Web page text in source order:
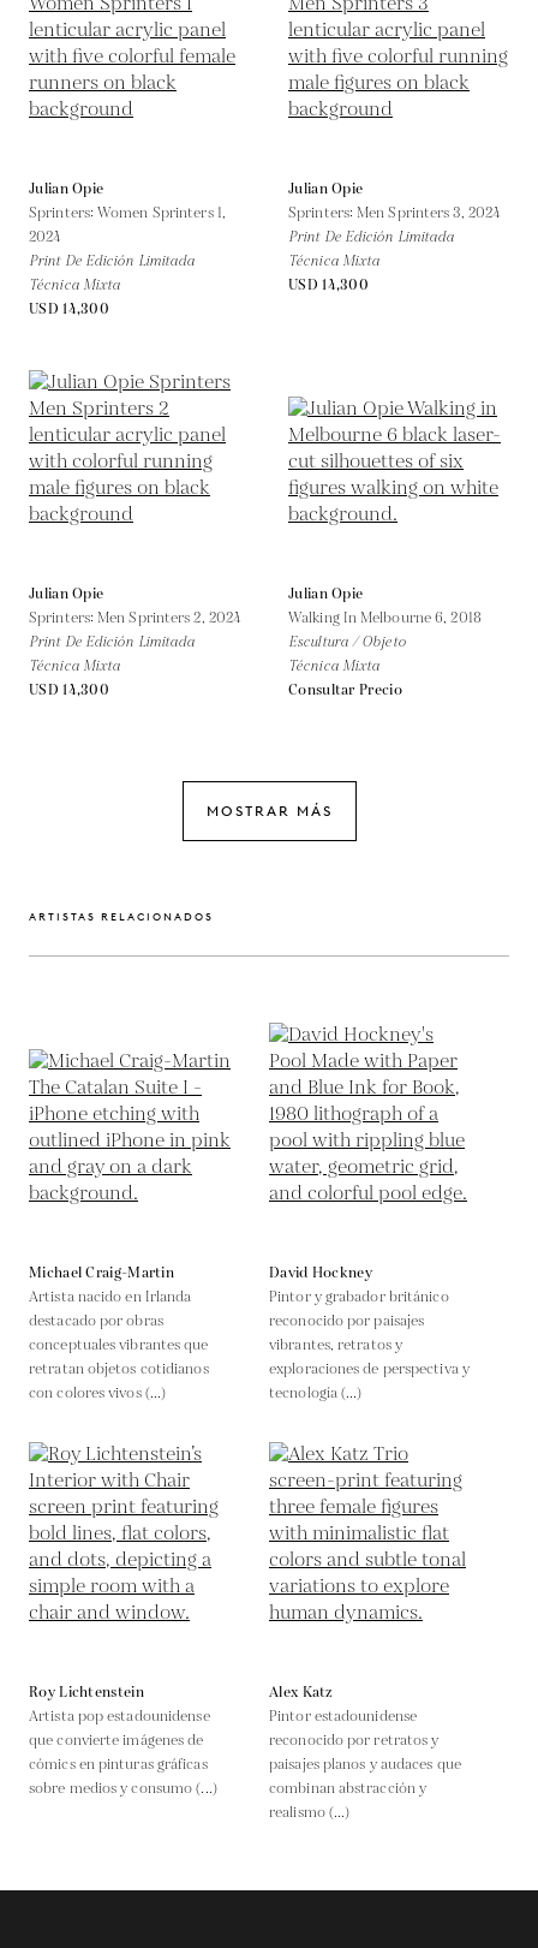
Julian Opie
Sprinters: Women Sprinters 1,
2024
Print De Edición Limitada
Técnica Mixta
USD 14,300
Julian Opie
Sprinters: Men Sprinters 3, 2024
Print De Edición Limitada
Técnica Mixta
USD 14,300
Julian Opie
Sprinters: Men Sprinters 2, 2024
Print De Edición Limitada
Técnica Mixta
USD 14,300
Julian Opie
Walking In Melbourne 6,2018
Escultura / Objeto
Técnica Mixta
Consultar Precio
MOSTRAR MÁS
ARTISTAS RELACIONADOS
Michael Craig-Martin
Artista nacido en Irlanda
destacado por obras
conceptuales vibrantes que
retratan objetos cotidianos
con colores vivos (...)
David Hockney
Pintor y grabador británico
reconocido por paisajes
vibrantes, retratos y
exploraciones de perspectiva y
tecnología (...)
Roy Lichtenstein
Artista pop estadounidense
que convierte imágenes de
cómics en pinturas gráficas
sobre medios y consumo (...)
Alex Katz
Pintor estadounidense
reconocido por retratos y
paisajes planos y audaces que
combinan abstracción y
realismo (...)